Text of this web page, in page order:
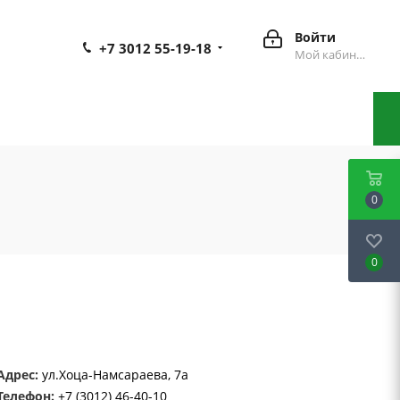
Войти
Мой кабинет
+7 3012 55-19-18
ул.Хоца-Намсараева, 7а
+7 (3012) 46-40-10
0
0